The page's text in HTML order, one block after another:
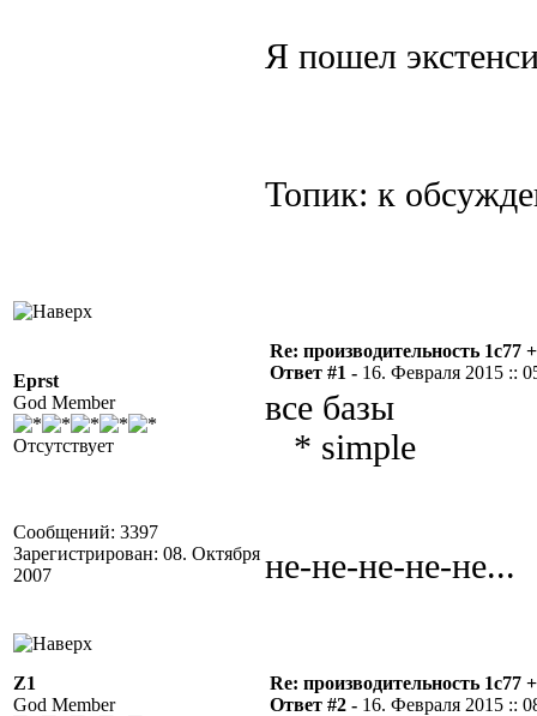
Я пошел
Топик: к
Eprst
God Member
Отсутствует
Сообщений: 3397
Зарегистрирован: 08. Октября
2007
Re: производительность 1c77
Ответ #1 - 16. Февраля 2015 ::
все базы
* simple
не-не-не-не-не...
Z1
God Member
Re: производительность 1c77
Ответ #2 - 16. Февраля 2015 ::